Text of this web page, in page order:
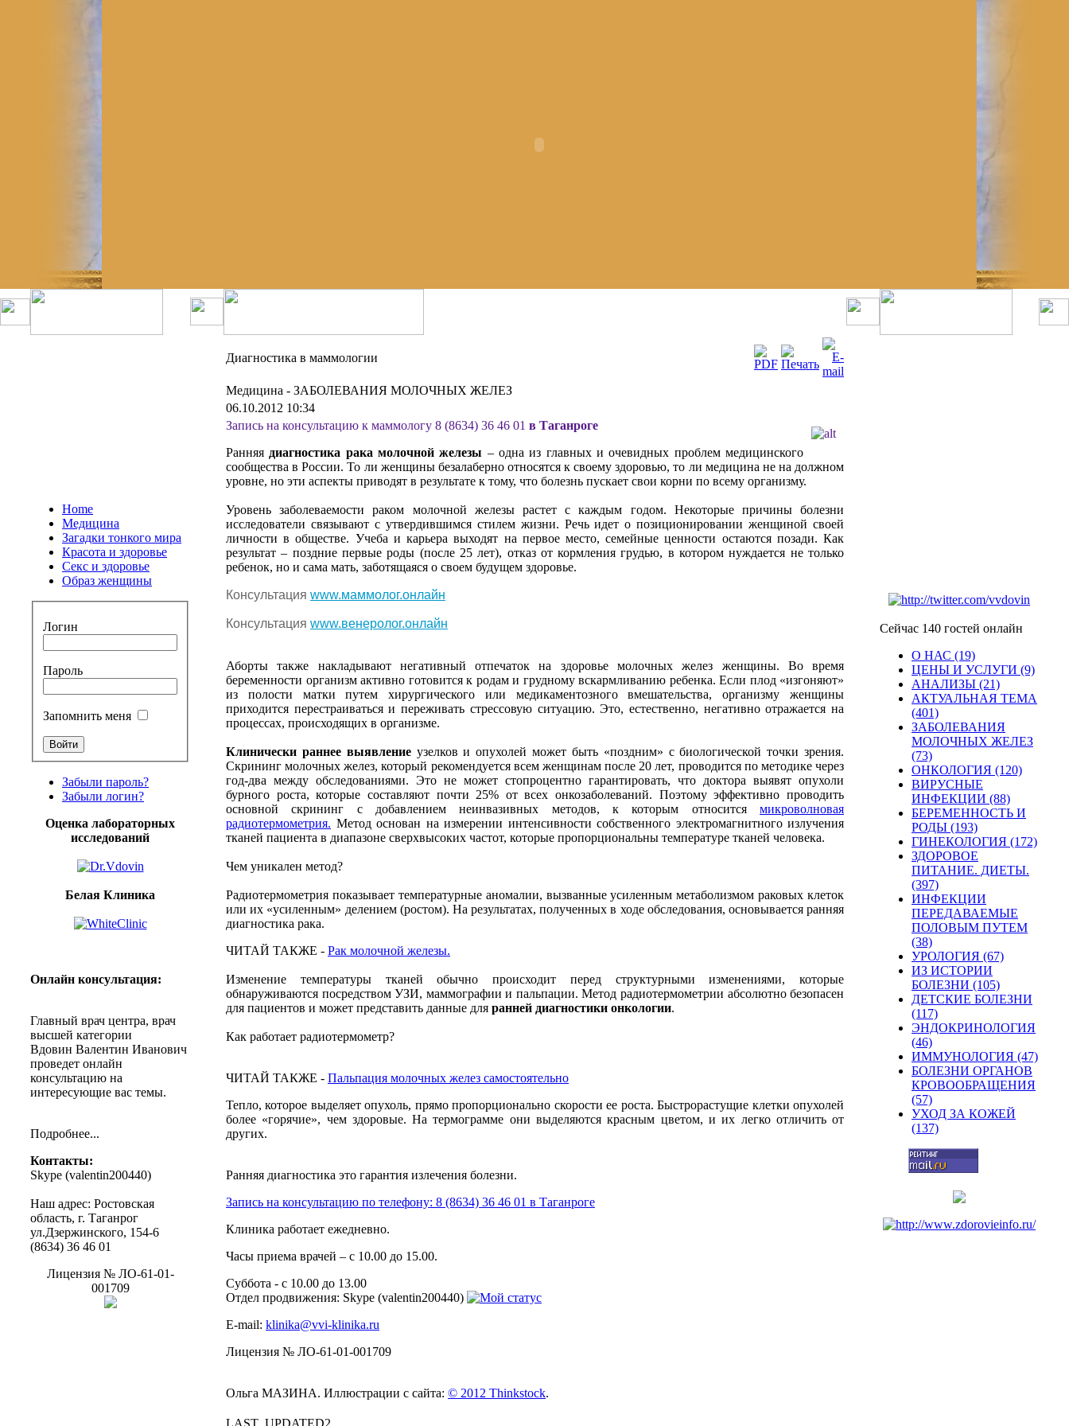
Home
Медицина
Загадки тонкого мира
Красота и здоровье
Секс и здоровье
Образ женщины
Логин
Пароль
Запомнить меня
Забыли пароль?
Забыли логин?
Оценка лабораторных
исследований
Белая Клиника
Онлайн консультация:
Главный врач центра, врач
высшей категории
Вдовин Валентин Иванович
проведет онлайн
консультацию на
интересующие вас темы.
Подробнее...
Контакты:
Skype (valentin200440)
Наш адрес: Ростовская
область, г. Таганрог
ул.Дзержинского, 154-6
(8634) 36 46 01
Лицензия№ ЛО-61-01-
001709
Диагностика в маммологии
Медицина - ЗАБОЛЕВАНИЯ МОЛОЧНЫХ ЖЕЛЕЗ
06.10.2012 10:34
Запись на консультацию к маммологу 8 (8634) 36 46 01 в Таганроге
Ранняя диагностика рака молочной железы –одна из главныхиочевидных проблем медицинского
сообщества вРоссии.То ли женщины безалаберно относятсяксвоему здоровью,то ли медицина не на должном
уровне, но эти аспекты приводят в результате к тому, что болезнь пускает свои корни по всему организму.
Уровень заболеваемости раком молочной железы растетскаждым годом. Некоторые причины болезни
исследователи связываютс утвердившимся стилем жизни. Речь идет опозиционировании женщиной своей
личности вобществе. Учеба икарьера выходят на первое место,семейные ценности остаются позади. Как
результат – поздние первые роды (после25 лет), отказ от кормления грудью, вкотором нуждается не только
ребенок, но и сама мать, заботящаяся о своем будущем здоровье.
Консультация www.маммолог.онлайн
Консультация www.венеролог.онлайн
Аборты также накладывают негативный отпечаток на здоровье молочных желез женщины. Во
время
беременности организм активно готовитсяк родами грудному вскармливанию ребенка. Если плод«изгоняют»
из
полости матки путем хирургического или медикаментозного вмешательства,организму
женщины
приходится перестраиватьсяипереживать стрессовую ситуацию. Это, естественно, негативно отражается на
процессах, происходящих в организме.
Клинически раннее выявление узелков иопухолей может быть«поздним» сбиологической точки зрения.
Скрининг молочных желез,который рекомендуется всем женщинам после 20 лет, проводится по методике через
год-два между обследованиями. Это не может стопроцентно гарантировать, что доктора выявят опухоли
бурного роста,которые составляют почти 25% от всех онкозаболеваний. Поэтому эффективно проводить
основной
скрининг с добавлением неинвазивных методов, ккоторым относится
микроволновая
радиотермометрия. Метод основан на измерении интенсивности собственного электромагнитного излучения
тканей пациента в диапазоне сверхвысоких частот, которые пропорциональны температуре тканей человека.
Чем уникален метод?
Радиотермометрия показывает температурные аномалии, вызванные усиленным метаболизмом раковых клеток
илиих «усиленным» делением(ростом). На результатах,полученных в ходе обследования, основывается ранняя
диагностика рака.
ЧИТАЙ ТАКЖЕ - Рак молочной железы.
Изменение температуры тканей обычно происходит перед структурными изменениями, которые
обнаруживаются посредствомУЗИ, маммографии и пальпации.Метод радиотермометрии абсолютно безопасен
для пациентов и может представить данные для ранней диагностики онкологии.
Как работает радиотермометр?
ЧИТАЙ ТАКЖЕ - Пальпация молочных желез самостоятельно
Тепло,которое выделяет опухоль, прямо пропорционально скорости ее роста.Быстрорастущие клетки опухолей
более «горячие», чем здоровые.На термограмме онивыделяются красным цветом, иих легко отличить от
других.
Ранняя диагностика это гарантия излечения болезни.
Запись на консультацию по телефону: 8 (8634) 36 46 01 в Таганроге
Клиника работает ежедневно.
Часы приема врачей – с 10.00 до 15.00.
Суббота - с 10.00 до 13.00
Отдел продвижения: Skype (valentin200440)
Е-mail: klinika@vvi-klinika.ru
Лицензия № ЛО-61-01-001709
Ольга МАЗИНА. Иллюстрации с сайта: © 2012 Thinkstock.
LAST_UPDATED2
Сейчас 140 гостей онлайн
О НАС (19)
ЦЕНЫ И УСЛУГИ (9)
АНАЛИЗЫ (21)
АКТУАЛЬНАЯ ТЕМА
(401)
ЗАБОЛЕВАНИЯ
МОЛОЧНЫХ ЖЕЛЕЗ
(73)
ОНКОЛОГИЯ (120)
ВИРУСНЫЕ
ИНФЕКЦИИ (88)
БЕРЕМЕННОСТЬ И
РОДЫ (193)
ГИНЕКОЛОГИЯ (172)
ЗДОРОВОЕ
ПИТАНИЕ. ДИЕТЫ.
(397)
ИНФЕКЦИИ
ПЕРЕДАВАЕМЫЕ
ПОЛОВЫМ ПУТЕМ
(38)
УРОЛОГИЯ (67)
ИЗ ИСТОРИИ
БОЛЕЗНИ (105)
ДЕТСКИЕ БОЛЕЗНИ
(117)
ЭНДОКРИНОЛОГИЯ
(46)
ИММУНОЛОГИЯ (47)
БОЛЕЗНИ ОРГАНОВ
КРОВООБРАЩЕНИЯ
(57)
УХОД ЗА КОЖЕЙ
(137)